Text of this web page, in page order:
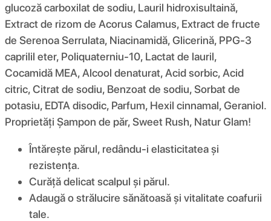
glucoză carboxilat de sodiu, Lauril hidroxisultaină,
Extract de rizom de Acorus Calamus, Extract de fructe
de Serenoa Serrulata, Niacinamidă, Glicerină, PPG-3
caprilil eter, Poliquaterniu-10, Lactat de lauril,
Cocamidă MEA, Alcool denaturat, Acid sorbic, Acid
citric, Citrat de sodiu, Benzoat de sodiu, Sorbat de
potasiu, EDTA disodic, Parfum, Hexil cinnamal, Geraniol.
Proprietăți Șampon de păr, Sweet Rush, Natur Glam!
Întărește părul, redându-i elasticitatea și
rezistența.
Curăță delicat scalpul și părul.
Adaugă o strălucire sănătoasă și vitalitate coafurii
tale.